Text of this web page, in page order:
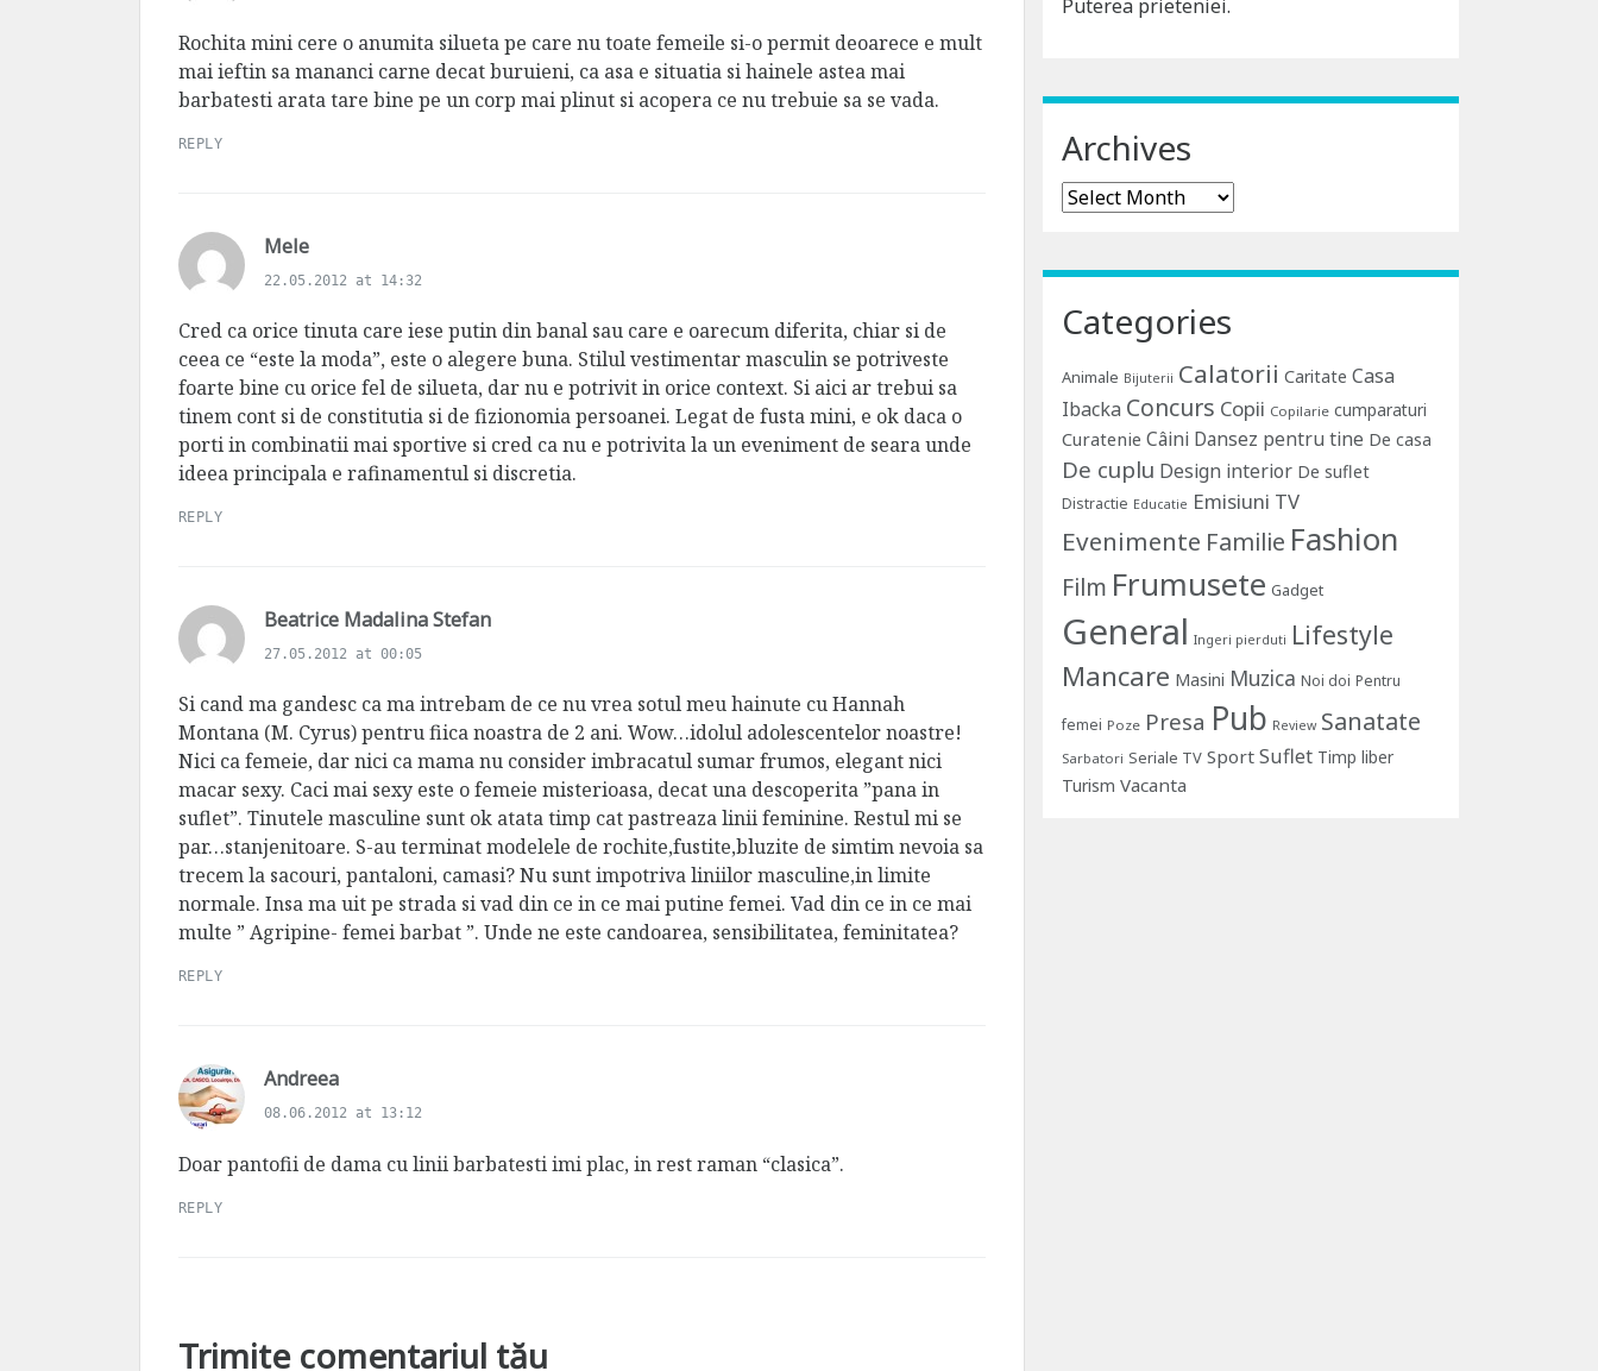
s
:
Rochita mini cere o anumita silueta pe care nu toate femeile si-o permit deoarece e mult
mai ieftin sa mananci carne decat buruieni, ca asa e situatia si hainele astea mai
barbatesti arata tare bine pe un corp mai plinut si acopera ce nu trebuie sa se vada.
REPLY
Meles
a
s
:
22.05.2012 at 14:32
Cred ca orice tinuta care iese putin din banal sau care e oarecum diferita, chiar si de
ceea ce “este la moda”, este o alegere buna. Stilul vestimentar masculin se potriveste
foarte bine cu orice fel de silueta, dar nu e potrivit in orice context. Si aici ar trebui sa
tinem cont si de constitutia si de fizionomia persoanei. Legat de fusta mini, e ok daca o
porti in combinatii mai sportive si cred ca nu e potrivita la un eveniment de seara unde
ideea principala e rafinamentul si discretia.
REPLY
Beatrice Madalina Stefans
s
:
27.05.2012 at 00:05
Si cand ma gandesc ca ma intrebam de ce nu vrea sotul meu hainute cu Hannah
Montana (M. Cyrus) pentru fiica noastra de 2 ani. Wow…idolul adolescentelor noastre!
Nici ca femeie, dar nici ca mama nu consider imbracatul sumar frumos, elegant nici
macar sexy. Caci mai sexy este o femeie misterioasa, decat una descoperita ”pana in
suflet”. Tinutele masculine sunt ok atata timp cat pastreaza linii feminine. Restul mi se
par…stanjenitoare. S-au terminat modelele de rochite,fustite,bluzite de simtim nevoia sa
trecem la sacouri, pantaloni, camasi? Nu sunt impotriva liniilor masculine,in limite
normale. Insa ma uit pe strada si vad din ce in ce mai putine femei. Vad din ce in ce mai
multe ” Agripine- femei barbat ”. Unde ne este candoarea, sensibilitatea, feminitatea?
REPLY
Andreeas
a
s
08.06.2012 at 13:12
Doar pantofii de dama cu linii barbatesti imi plac, in rest raman “clasica”.
REPLY
Trimite comentariul tău
Puterea prieteniei.
Archives
Archives
Categories
Animale Bijuterii Calatorii Caritate Casa
Ibacka Concurs Copii Copilarie cumparaturi
Curatenie Câini Dansez pentru tine De casa
De cuplu Design interior De suflet
Distractie Educatie Emisiuni TV
Evenimente Familie Fashion
Film Frumusete Gadget
General Ingeri pierduti Lifestyle
Mancare Masini Muzica Noi doi Pentru
femei Poze Presa Pub Review Sanatate
Sarbatori Seriale TV Sport Suflet Timp liber
Turism Vacanta